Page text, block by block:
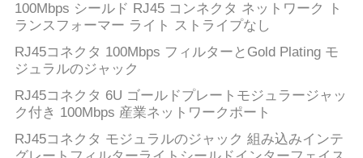
100Mbps シールド RJ45 コンネクタ ネットワーク ト
ランスフォーマー ライト ストライプなし
RJ45コネクタ 100Mbps フィルターとGold Plating モ
ジュラルのジャック
RJ45コネクタ 6U ゴールドプレートモジュラージャッ
ク付き 100Mbps 産業ネットワークポート
RJ45コネクタ モジュラルのジャック 組み込みインテ